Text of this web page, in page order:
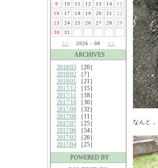
9
10 11 12 13 14
15
16
17 18 19 20 21
22
23
24 25 26 27 28
29
30
31
<<
2026 - 08 >>
ARCHIVES
2018/03 ［20］
2018/02 ［7］
2018/01 ［21］
2017/12 ［15］
2017/11 ［18］
2017/10 ［30］
2017/09 ［32］
2017/08 ［11］
2017/07 ［25］
2017/06 ［54］
2017/05 ［26］
2017/04 ［25］
POWERED BY
なんと，